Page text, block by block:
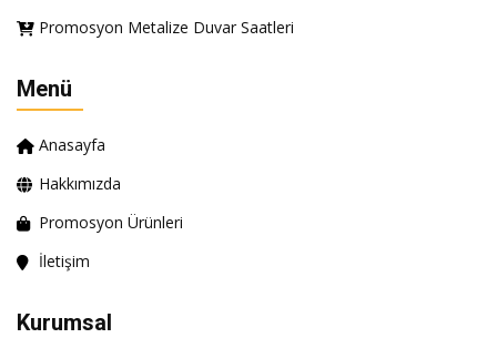
Promosyon Metalize Duvar Saatleri
Menü
Anasayfa
Hakkımızda
Promosyon Ürünleri
İletişim
Kurumsal